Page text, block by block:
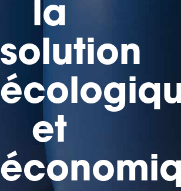
la
solution
et